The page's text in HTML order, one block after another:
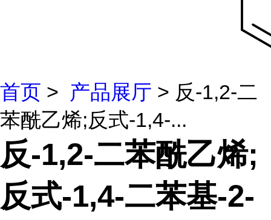
首页 > 产品展厅 > 反-1,2-二
苯酰乙烯;反式-1,4-...
反-1,2-二苯酰乙烯;
反式-1,4-二苯基-2-